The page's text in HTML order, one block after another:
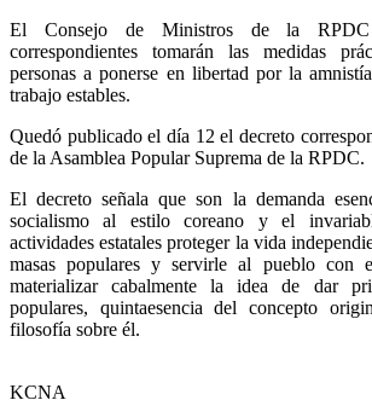
El Consejo de Ministros de la
correspondientes tomarán las medidas
personas a ponerse en libertad por la
trabajo estables.
Quedó publicado el día 12 el decreto
de la Asamblea Popular Suprema de la RPDC.
El decreto señala que son la demanda
socialismo al estilo coreano y el
actividades estatales proteger la vida
masas populares y servirle al pueblo con
materializar cabalmente la idea de dar
populares, quintaesencia del concepto
filosofía sobre él.
KCNA